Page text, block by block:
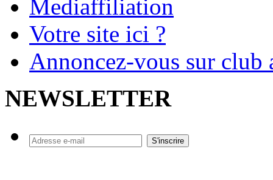
Mediaffiliation
Votre site ici ?
Annoncez-vous sur
NEWSLETTER